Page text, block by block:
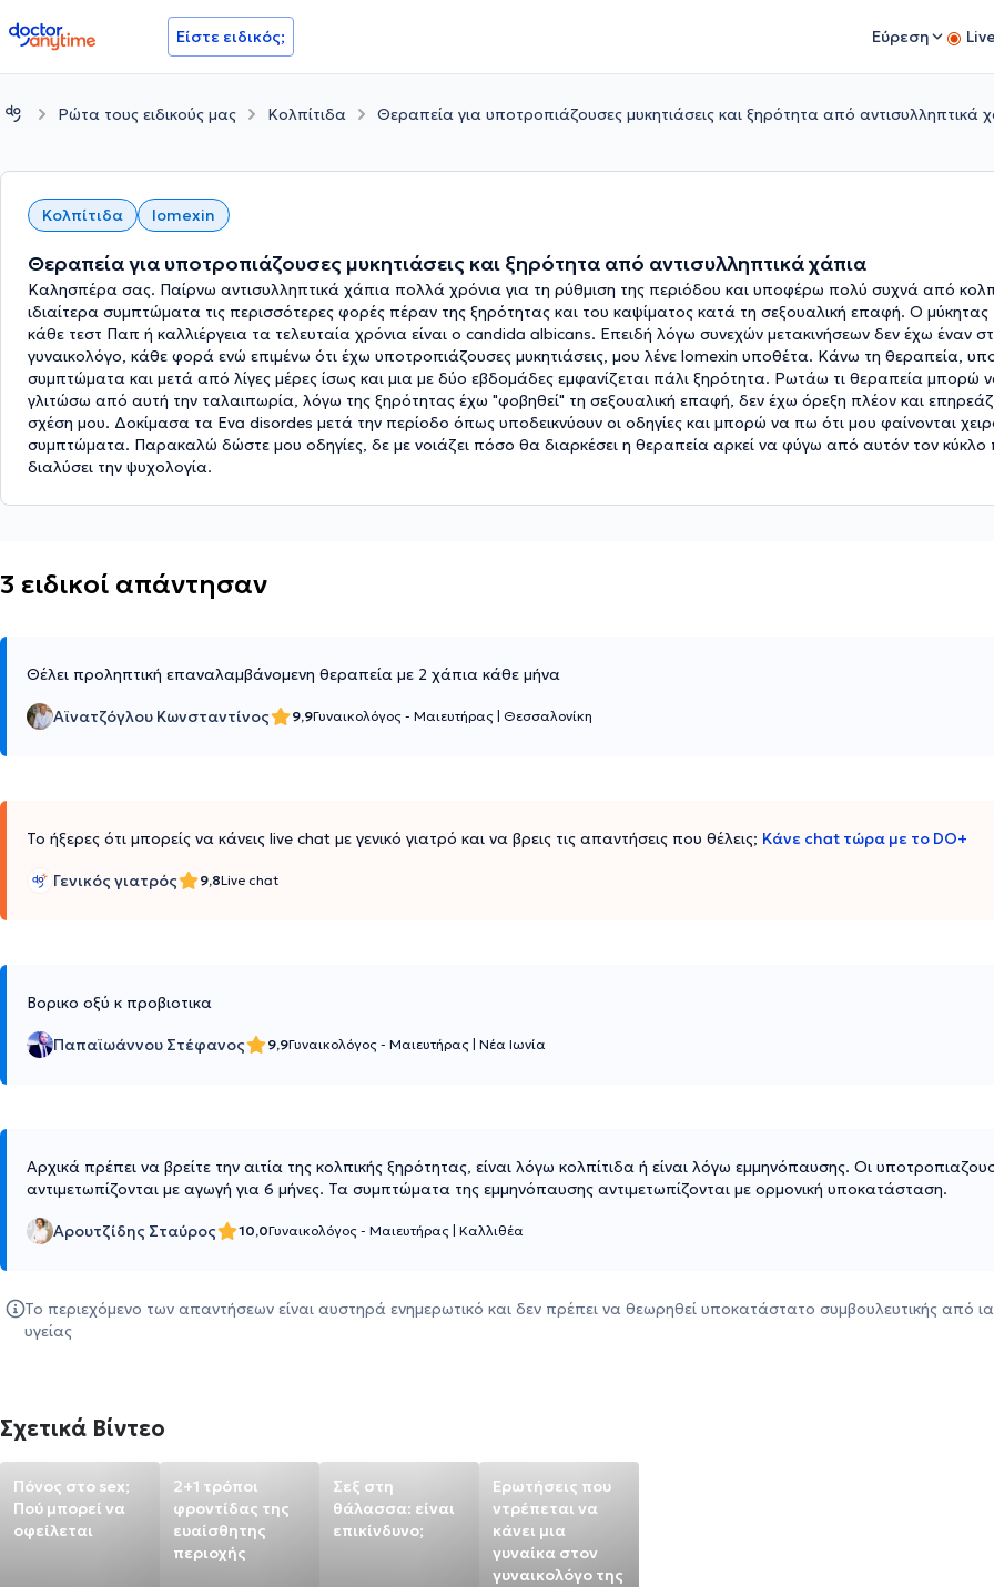
doctoranytime Είστε ειδικός; Εύρεση
Ρώτα τους ειδικούς μας Κολπίτιδα Θεραπεία για υποτροπιάζουσες μυκητιάσεις και ξηρότητα από αντισυλληπτικά
Κολπίτιδα lomexin
Θεραπεία για υποτροπιάζουσες μυκητιάσεις και ξηρότητα από αντισυλληπτικά χάπια
Καλησπέρα σας. Παίρνω αντισυλληπτικά χάπια πολλά χρόνια για τη ρύθμιση της περιόδου και υποφέρω πολύ συχνά από
ιδιαίτερα συμπτώματα τις περισσότερες φορές πέραν της ξηρότητας και του καψίματος κατά τη σεξουαλική επαφή. Ο μύκητας
κάθε τεστ Παπ ή καλλιέργεια τα τελευταία χρόνια είναι ο candida albicans. Επειδή λόγω συνεχών μετακινήσεων δεν έχω έναν
γυναικολόγο, κάθε φορά ενώ επιμένω ότι έχω υποτροπιάζουσες μυκητιάσεις, μου λένε lomexin υποθέτα. Κάνω τη θεραπεία,
συμπτώματα και μετά από λίγες μέρες ίσως και μια με δύο εβδομάδες εμφανίζεται πάλι ξηρότητα. Ρωτάω τι θεραπεία μπορώ
γλιτώσω από αυτή την ταλαιπωρία, λόγω της ξηρότητας έχω "φοβηθεί" τη σεξουαλική επαφή, δεν έχω όρεξη πλέον και
σχέση μου. Δοκίμασα τα Eva disordes μετά την περίοδο όπως υποδεικνύουν οι οδηγίες και μπορώ να πω ότι μου φαίνονται
συμπτώματα. Παρακαλώ δώστε μου οδηγίες, δε με νοιάζει πόσο θα διαρκέσει η θεραπεία αρκεί να φύγω από αυτόν τον κύκλο
διαλύσει την ψυχολογία.
3 ειδικοί απάντησαν
Θέλει προληπτική επαναλαμβάνομενη θεραπεία με 2 χάπια κάθε μήνα
Αϊνατζόγλου Κωνσταντίνος 9,9Γυναικολόγος - Μαιευτήρας Θεσσαλονίκη
Το ήξερες ότι μπορείς να κάνεις live chat με γενικό γιατρό και να βρεις τις απαντήσεις που θέλεις; Κάνε chat τώρα με το DO+
Γενικός γιατρός 9,8Live chat
Βορικο οξύ κ προβιοτικα
Παπαϊωάννου Στέφανος 9,9Γυναικολόγος - Μαιευτήρας Νέα Ιωνία
Αρχικά πρέπει να βρείτε την αιτία της κολπικής ξηρότητας, είναι λόγω κολπίτιδα ή είναι λόγω εμμηνόπαυσης. Οι
αντιμετωπίζονται με αγωγή για 6 μήνες. Τα συμπτώματα της εμμηνόπαυσης αντιμετωπίζονται με ορμονική υποκατάσταση.
Αρουτζίδης Σταύρος 10,0Γυναικολόγος - Μαιευτήρας Καλλιθέα
Το περιεχόμενο των απαντήσεων είναι αυστηρά ενημερωτικό και δεν πρέπει να θεωρηθεί υποκατάστατο συμβουλευτικής από
υγείας
Σχετικά Βίντεο
Πόνος στο sex;
Πού μπορεί να
οφείλεται
2+1 τρόποι
φροντίδας της
ευαίσθητης
περιοχής
Σεξ στη
θάλασσα: είναι
επικίνδυνο;
Ερωτήσεις που
ντρέπεται να
κάνει μια
γυναίκα στον
γυναικολόγο της